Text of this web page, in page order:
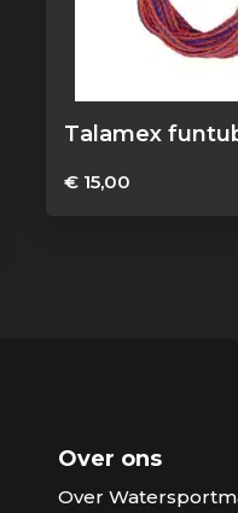
Talamex
€15,00
Over ons
Over